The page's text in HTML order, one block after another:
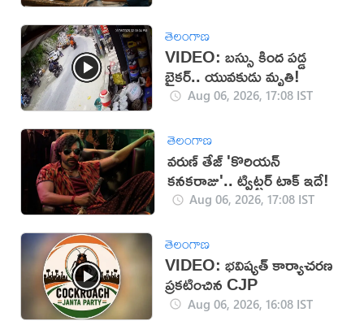
తెలంగాణ
VIDEO: బస్సు కింద పడ్డ
బైకర్.. యువకుడు మృతి!
Aug 06, 2026, 17:08 IST
తెలంగాణ
వరుణ్ తేజ్ 'కొరియన్
కనకరాజు'.. ట్విట్టర్ టాక్ ఇదే!
Aug 06, 2026, 17:08 IST
తెలంగాణ
VIDEO: భవిష్యత్ కార్యాచరణ
ప్రకటించిన CJP
Aug 06, 2026, 16:08 IST